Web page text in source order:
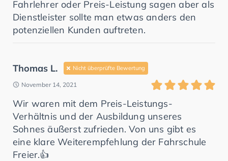
Fahrlehrer oder Preis-Leistung sagen aber als
Dienstleister sollte man etwas anders den
potenziellen Kunden auftreten.
Thomas L. Nicht überprüfte Bewertung
November 14, 2021
Wir waren mit dem Preis-Leistungs-
Verhältnis und der Ausbildung unseres
Sohnes äußerst zufrieden. Von uns gibt es
eine klare Weiterempfehlung der Fahrschule
Freier.👍